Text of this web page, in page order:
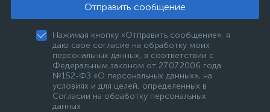
Отправить сообщение
Нажимая кнопку «Отправить сообщение», я
даю свое согласие на обработку моих
персональных данных, в соответствии с
Федеральным законом от 27.07.2006 года
№152-ФЗ «О персональных данных», на
условиях и для целей, определенных в
Согласии на обработку персональных
данных